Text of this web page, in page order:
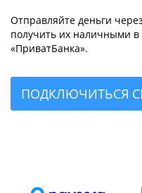
Отправляйте деньги
получить их наличными в
«ПриватБанка».
ПОДКЛЮЧИТЬСЯ